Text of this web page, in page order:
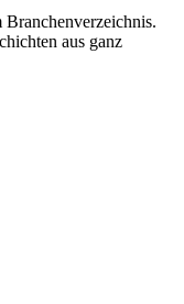
aus ganz